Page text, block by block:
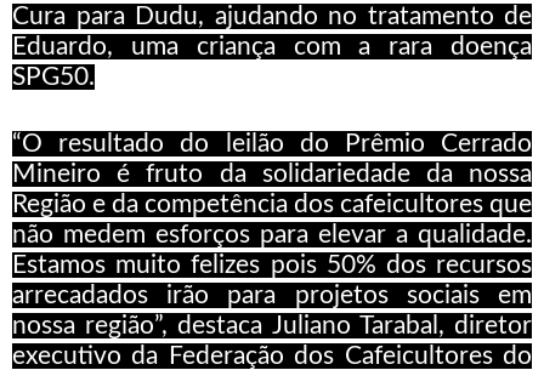
Cura para Dudu, ajudando no tratamento de
Eduardo, uma criança com a rara doença
SPG50.
“O resultado do leilão do Prêmio Cerrado
Mineiro é fruto da solidariedade da nossa
Região e da competência dos cafeicultores que
não medem esforços para elevar a qualidade.
Estamos muito felizes pois 50% dos recursos
arrecadados irão para projetos sociais em
nossa região”, destaca Juliano Tarabal, diretor
executivo da Federação dos Cafeicultores do